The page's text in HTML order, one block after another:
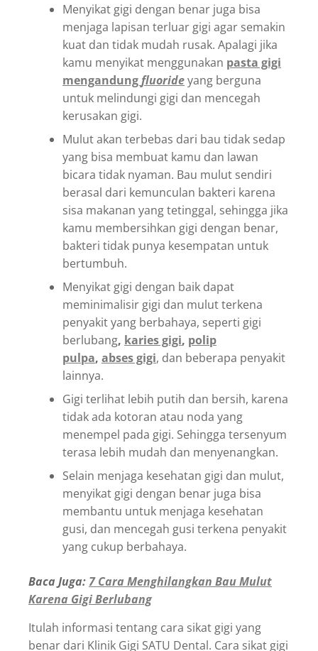
Menyikat gigi dengan benar juga bisa
menjaga lapisan terluar gigi agar semakin
kuat dan tidak mudah rusak. Apalagi jika
kamu menyikat menggunakan pasta gigi
mengandungfluorideyang berguna
untuk melindungi gigi dan mencegah
kerusakan gigi.
Mulut akan terbebas dari bau tidak sedap
yang bisa membuat kamu dan lawan
bicara tidak nyaman. Bau mulut sendiri
berasal dari kemunculan bakteri karena
sisa makanan yang tetinggal, sehingga jika
kamu membersihkan gigi dengan benar,
bakteri tidak punya kesempatan untuk
bertumbuh.
Menyikat gigi dengan baik dapat
meminimalisir gigi dan mulut terkena
penyakit yang berbahaya, seperti gigi
berlubang, karies gigi, polip
pulpa, abses gigi, dan beberapa penyakit
lainnya.
Gigi terlihat lebih putih dan bersih, karena
tidak ada kotoran atau noda yang
menempel pada gigi. Sehingga tersenyum
terasa lebih mudah dan menyenangkan.
Selain menjaga kesehatan gigi dan mulut,
menyikat gigi dengan benar juga bisa
membantu untuk menjaga kesehatan
gusi, dan mencegah gusi terkena penyakit
yang cukup berbahaya.
Baca Juga: 7 Cara Menghilangkan Bau Mulut
Karena Gigi Berlubang
Itulah informasi tentang cara sikat gigi yang
benar dari Klinik Gigi SATU Dental. Cara sikat gigi